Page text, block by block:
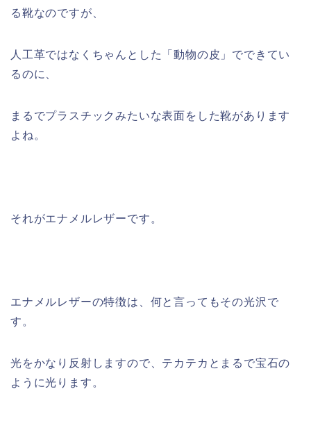
る靴なのですが、
人工革ではなくちゃんとした「動物の皮」でできてい
るのに、
まるでプラスチックみたいな表面をした靴があります
よね。
それがエナメルレザーです。
エナメルレザーの特徴は、何と言ってもその光沢で
す。
光をかなり反射しますので、テカテカとまるで宝石の
ように光ります。